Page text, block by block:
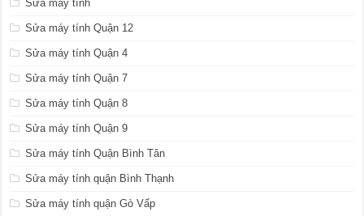
Sửa máy tính
Sửa máy tính Quận 12
Sửa máy tính Quận 4
Sửa máy tính Quận 7
Sửa máy tính Quận 8
Sửa máy tính Quận 9
Sửa máy tính Quận Bình Tân
Sửa máy tính quận Bình Thạnh
Sửa máy tính quận Gò Vấp